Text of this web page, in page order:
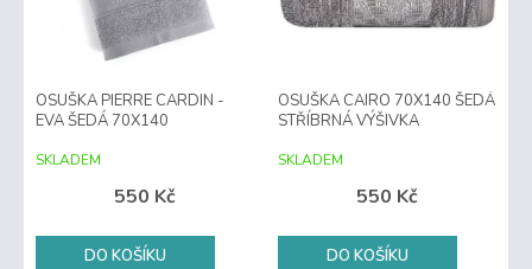
o
u
ů
OSUŠKA PIERRE CARDIN -
EVA ŠEDÁ 70X140
SKLADEM
550 Kč
DO KOŠÍKU
OSUŠKA CAIRO 70X140 ŠEDÁ
STŘÍBRNÁ VÝŠIVKA
SKLADEM
550 Kč
DO KOŠÍKU